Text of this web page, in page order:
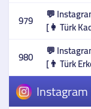
979 💬
[👩 Türk
980 💬
[👨 Türk